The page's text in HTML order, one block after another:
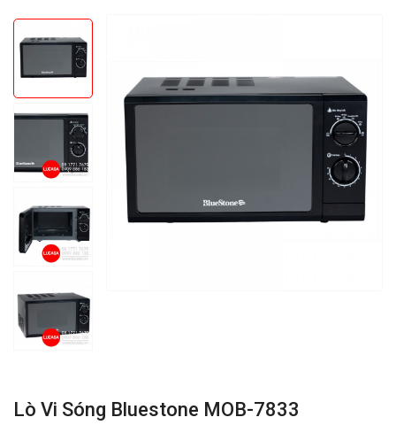
Lò Vi Sóng Bluestone MOB-7833